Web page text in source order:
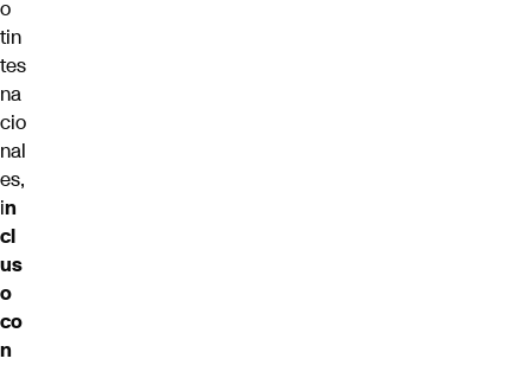
o
tin
tes
na
cio
nal
es,
in
cl
us
o
co
n